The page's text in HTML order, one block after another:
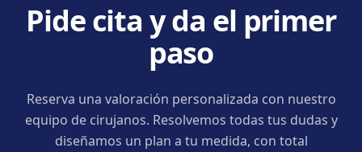
Pide cita y da el primer
paso
Reserva una valoración personalizada con nuestro
equipo de cirujanos. Resolvemos todas tus dudas y
diseñamos un plan a tu medida, con total